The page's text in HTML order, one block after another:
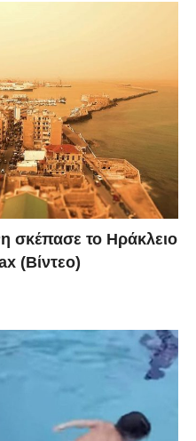
σκέπασε το Ηράκλειο
(Βίντεο)